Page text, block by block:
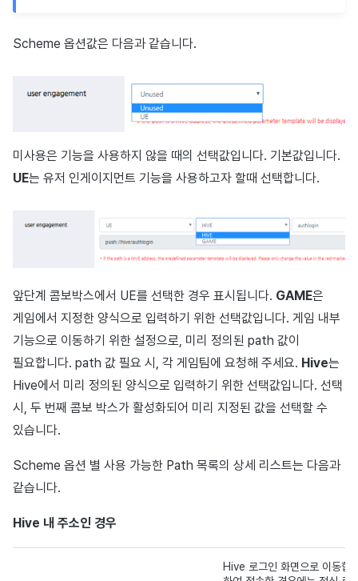
Scheme 옵션값은 다음과 같습니다.
미사용은 기능을 사용하지 않을 때의 선택값입니다. 기본값입니다.
UE는 유저 인게이지먼트 기능을 사용하고자 할때 선택합니다.
앞단계 콤보박스에서 UE를 선택한 경우 표시됩니다. GAME은
게임에서 지정한 양식으로 입력하기 위한 선택값입니다. 게임 내부
기능으로 이동하기 위한 설정으로, 미리 정의된 path 값이
필요합니다. path 값 필요 시, 각 게임팀에 요청해 주세요. Hive는
Hive에서 미리 정의된 양식으로 입력하기 위한 선택값입니다. 선택
시, 두 번째 콤보 박스가 활성화되어 미리 지정된 값을 선택할 수
있습니다.
Scheme 옵션 별 사용 가능한 Path 목록의 상세 리스트는 다음과
같습니다.
Hive 내 주소인 경우
Hive 로그인 화면으로 이동합